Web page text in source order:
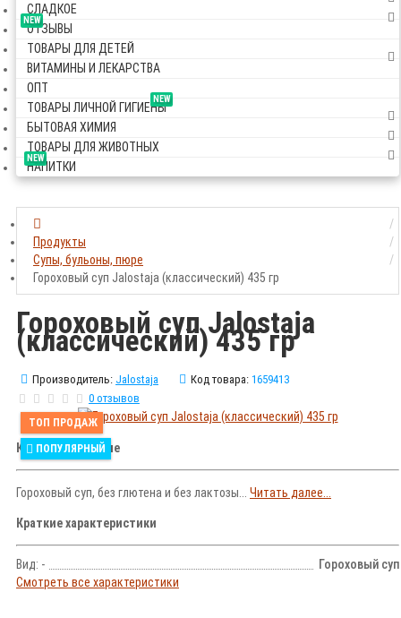
СЛАДКОЕ
NEW
ОТЗЫВЫ
ТОВАРЫ ДЛЯ ДЕТЕЙ
ВИТАМИНЫ И ЛЕКАРСТВА
ОПТ
NEW
ТОВАРЫ ЛИЧНОЙ ГИГИЕНЫ
БЫТОВАЯ ХИМИЯ
ТОВАРЫ ДЛЯ ЖИВОТНЫХ
NEW
НАПИТКИ
Продукты
Супы, бульоны, пюре
Гороховый суп Jalostaja (классический) 435 гр
Гороховый суп Jalostaja
(классический) 435 гр
Производитель: Jalostaja Код товара: 1659413
0 отзывов
ТОП ПРОДАЖ
ПОПУЛЯРНЫЙ
Краткое описание
Гороховый суп, без глютена и без лактозы... Читать далее...
Краткие характеристики
Вид: -
Гороховый суп
Смотреть все характеристики